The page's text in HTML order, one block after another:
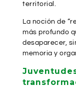
territorial.
La noción de
más profundo
desaparecer,
memoria y